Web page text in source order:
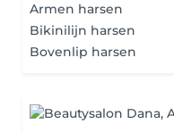
Armen harsen
Bikinilijn harsen
Bovenlip harsen